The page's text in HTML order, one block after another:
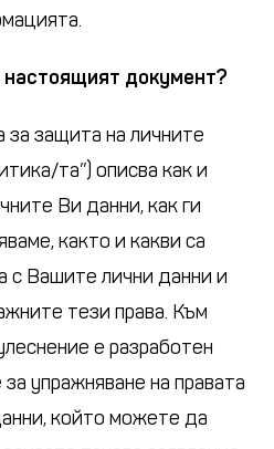
документ?
защита на личните
та’’) описва как и
Ви данни, как ги
както и какви са
с Вашите лични данни и
тези права. Към
е разработен
упражняване на правата
който можете да